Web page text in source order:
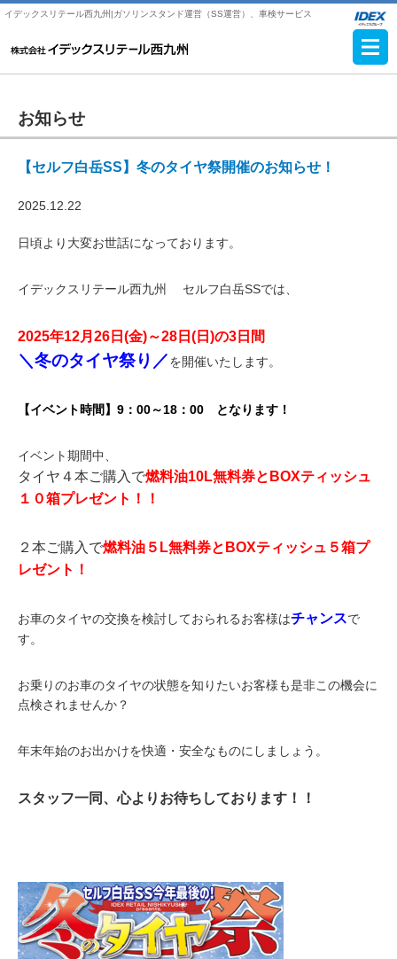
イデックスリテール西九州|ガソリンスタンド運営（SS運営）、車検サービス
お知らせ
【セルフ白岳SS】冬のタイヤ祭開催のお知らせ！
2025.12.22
日頃より大変お世話になっております。
イデックスリテール西九州 セルフ白岳SSでは、
2025年12月26日(金)～28日(日)の3日間
＼冬のタイヤ祭り ／を開催いたします。
【イベント時間】9：00～18：00 となります！
イベント期間中、
タイヤ４本ご購入で燃料油10L無料券とBOXティッシュ
１０箱プレゼント！！
２本ご購入で燃料油５L無料券とBOXティッシュ５箱プ
レゼント！
お車のタイヤの交換を検討しておられるお客様はチャンスで
す。
お乗りのお車のタイヤの状態を知りたいお客様も是非この機会に
点検されませんか？
年末年始のお出かけを快適・安全なものにしましょう。
スタッフ一同、心よりお待ちしております！！